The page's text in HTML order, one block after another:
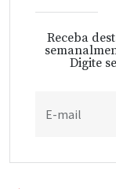
Receba
Digite
E-mail